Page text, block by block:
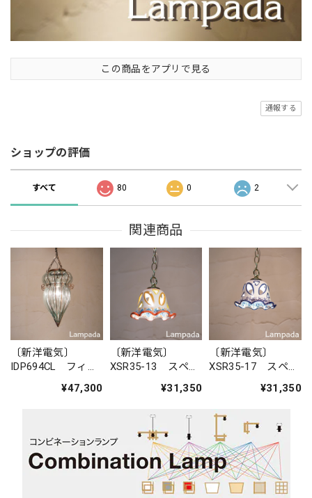
この商品をアプリで見る
通報する
ショップの評価
すべて 80 0 2
関連商品
〔新洋電気〕
IDP694CL フィリ
ダントライト¥47,300
〔新洋電気〕
XSR35-13 スペイ
¥31,350
〔新洋電気〕
XSR35-17 スペイ
¥31,350